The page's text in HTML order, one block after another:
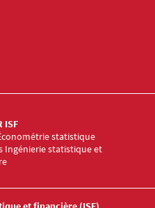
statistique
Ingénierie statistique et
ISF